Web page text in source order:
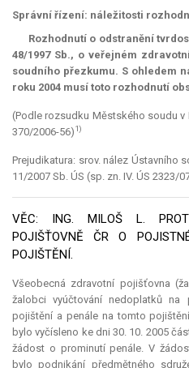
Správní řízení: náležitosti
Rozhodnutí o odstranění
48/1997 Sb., o veřejném
soudního přezkumu. S ohledem
roku 2004 musí toto rozhodnutí
(Podle rozsudku Městského soudu v
370/2006-56)1)
Prejudikatura: srov. nález Ústavního
11/2007 Sb. ÚS (sp. zn. IV. ÚS 2323/
VĚC: ING. MILOŠ L. PROTI
POJIŠŤOVNĚ ČR O
POJIŠTĚNÍ.
Všeobecná zdravotní pojišťovna
žalobci vyúčtování nedoplatků na
pojištění a penále na tomto
bylo vyčísleno ke dni 30. 10. 2005
žádost o prominutí penále. V
bylo podnikání předmětného